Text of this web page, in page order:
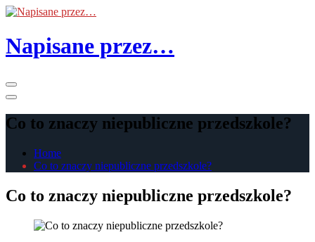
Skip
the
content
Napisane przez…
Co to znaczy niepubliczne przedszkole?
Home
Co to znaczy niepubliczne przedszkole?
Co to znaczy niepubliczne przedszkole?